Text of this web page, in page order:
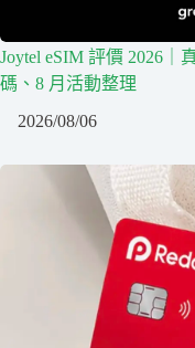
Joytel eSIM 評價 2026｜
碼、8 月活動整理
2026/08/06